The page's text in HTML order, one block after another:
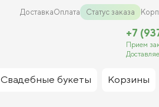
ДоставкаОплата Статус заказа
+7
Прием
Свадебные букеты Корзины